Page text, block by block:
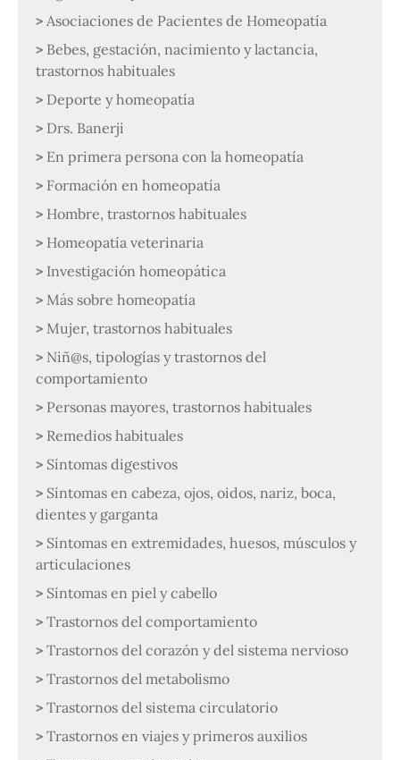
Asociaciones de Pacientes de Homeopatía
Bebes, gestación, nacimiento y lactancia,
trastornos habituales
Deporte y homeopatía
Drs. Banerji
En primera persona con la homeopatía
Formación en homeopatía
Hombre, trastornos habituales
Homeopatía veterinaria
Investigación homeopática
Más sobre homeopatía
Mujer, trastornos habituales
Niñ@s, tipologías y trastornos del
comportamiento
Personas mayores, trastornos habituales
Remedios habituales
Síntomas digestivos
Síntomas en cabeza, ojos, oidos, nariz, boca,
dientes y garganta
Síntomas en extremidades, huesos, músculos y
articulaciones
Síntomas en piel y cabello
Trastornos del comportamiento
Trastornos del corazón y del sistema nervioso
Trastornos del metabolismo
Trastornos del sistema circulatorio
Trastornos en viajes y primeros auxilios